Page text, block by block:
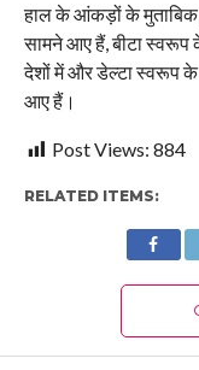
हाल के आंकड़ों के
सामने आए हैं, बीटा स्वरूप
देशों में और डेल्टा स्वरूप
आए हैं।
Post Views: 884
RELATED ITEMS: